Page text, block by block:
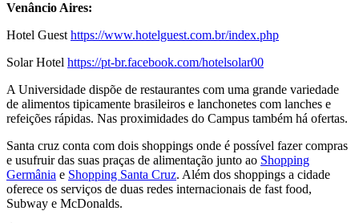
Venâncio Aires:
Hotel Guest https://www.hotelguest.com.br/index.php
Solar Hotel https://pt-br.facebook.com/hotelsolar00
A Universidade dispõe de restaurantes com uma grande variedade
de alimentos tipicamente brasileiros e lanchonetes com lanches e
refeições rápidas. Nas proximidades do Campus também há ofertas.
Santa cruz conta com dois shoppings onde é possível fazer compras
e usufruir das suas praças de alimentação junto ao Shopping
Germânia e Shopping Santa Cruz. Além dos shoppings a cidade
oferece os serviços de duas redes internacionais de fast food,
Subway e McDonalds.